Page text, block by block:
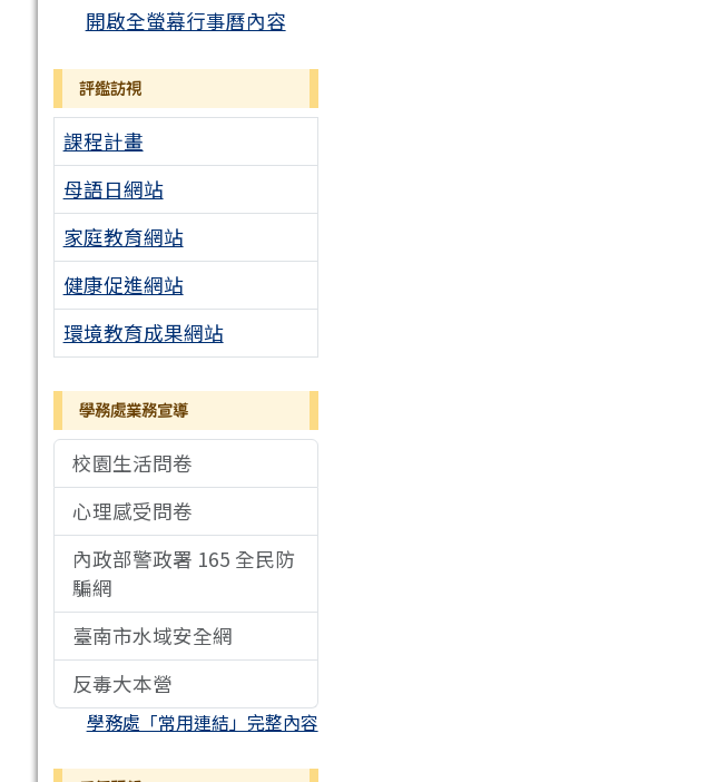
開啟全螢幕行事曆內容
評鑑訪視
課程計畫
母語日網站
家庭教育網站
健康促進網站
環境教育成果網站
學務處業務宣導
校園生活問卷
心理感受問卷
內政部警政署 165 全民防
騙網
臺南市水域安全網
反毒大本營
學務處「常用連結」完整內容